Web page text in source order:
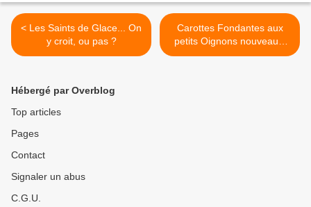
< Les Saints de Glace... On
y croit, ou pas ?
Carottes Fondantes aux
petits Oignons nouveaux,
aux Raisins et à la
Hébergé par Overblog
Top articles
Pages
Contact
Signaler un abus
C.G.U.